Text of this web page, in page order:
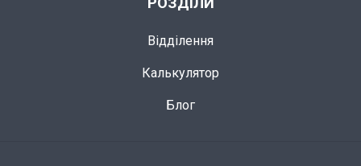
Відділення
Калькулятор
Блог